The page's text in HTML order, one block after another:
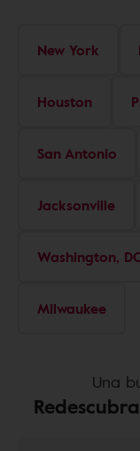
New York
Houston
San Antonio
Jacksonville
Washington,
Milwaukee
Una